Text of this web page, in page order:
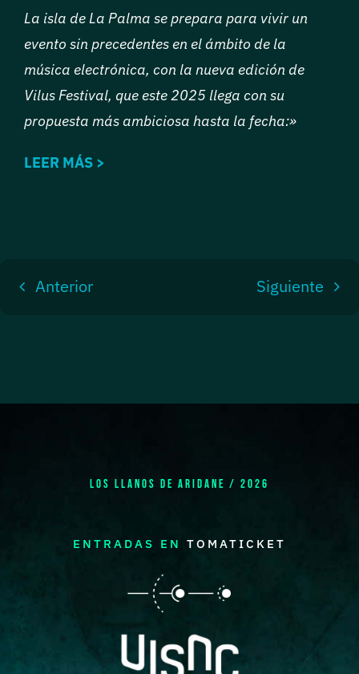
La isla de La Palma se prepara para vivir un
evento sin precedentes en el ámbito de la
música electrónica, con la nueva edición de
Vilus Festival, que este 2025 llega con su
propuesta más ambiciosa hasta la fecha:»
LEER MÁS >
Anterior Siguiente
LOS LLANOS DE ARIDANE / 2026
ENTRADAS EN TOMATICKET